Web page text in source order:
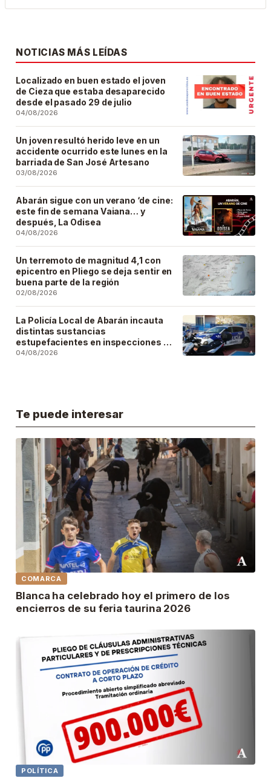
NOTICIAS MÁS LEÍDAS
Localizado en buen estado el joven
de Cieza que estaba desaparecido
desde el pasado 29 de julio
04/08/2026
Un joven resultó herido leve en un
accidente ocurrido este lunes en la
barriada de San José Artesano
03/08/2026
Abarán sigue con un verano ‘de cine:
este fin de semana Vaiana… y
después, La Odisea
04/08/2026
Un terremoto de magnitud 4,1 con
epicentro en Pliego se deja sentir en
buena parte de la región
02/08/2026
La Policía Local de Abarán incauta
distintas sustancias
estupefacientes en inspecciones a
locales públicos del municipio
04/08/2026
Te puede interesar
COMARCA
Blanca ha celebrado hoy el primero de los
encierros de su feria taurina 2026
POLÍTICA